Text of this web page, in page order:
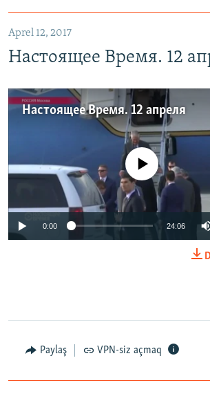
Aprel 12, 2017
Настоящее Время. 12
Настоящее Время. 12 апреля
No media source currently
0:00 24:06
Paylaş VPN-siz açmaq